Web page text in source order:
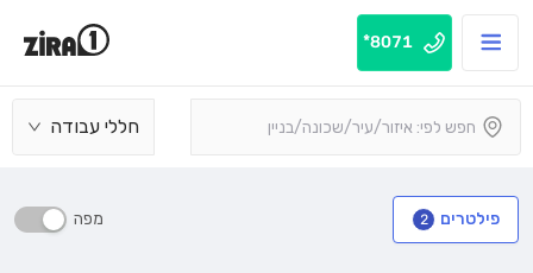
8071*
חללי עבודה
פילטרים 2 מפה